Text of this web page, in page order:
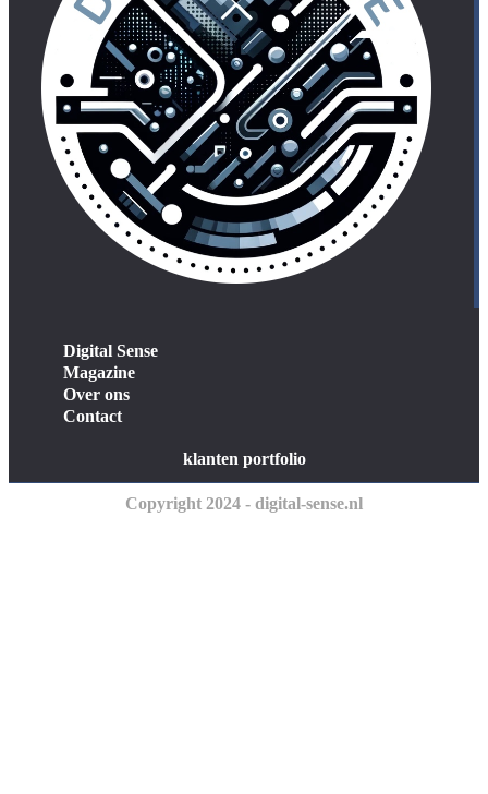
Digital Sense
Magazine
Over ons
Contact
klanten portfolio
Copyright 2024 - digital-sense.nl